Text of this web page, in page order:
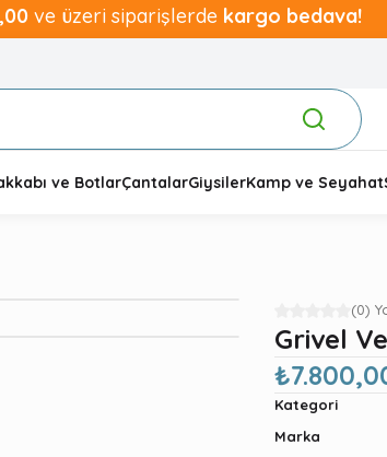
ve üzeri siparişlerde kargo bedava!
ve BotlarÇantalarGiysilerKamp ve Seyahat
(0)
Grivel
Kategori
Marka